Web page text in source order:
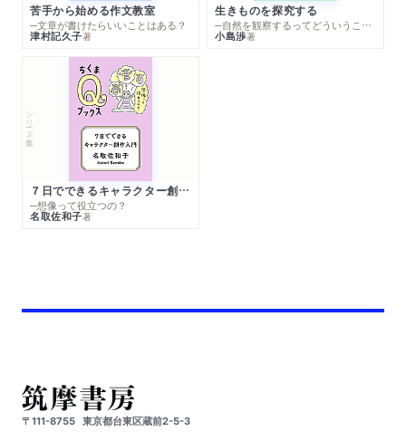
苦手から始める作文教室
─文章が書けたらいいことはある？
津村記久子著
生きものを探究する
─自然を観察するってどういうこと？
小島渉著
シリーズ・全集
７日でできるキャラクター創作入門
─想像って役立つの？
名取佐和子著
〒111-8755 東京都台東区蔵前2-5-3